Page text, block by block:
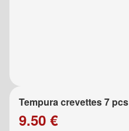
Tempura crevettes 7 pcs
9.50 €